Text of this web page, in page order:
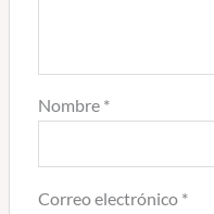
Nombre *
Correo electrónico *